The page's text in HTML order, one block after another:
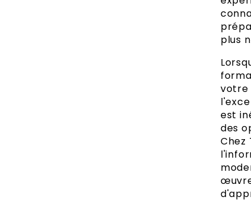
plus
votre
est
des
Chez